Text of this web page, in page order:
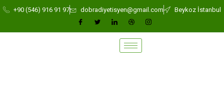
+90 (546) 916 91 97 dobradiyetisyen@gmail.com Beykoz İstanbul